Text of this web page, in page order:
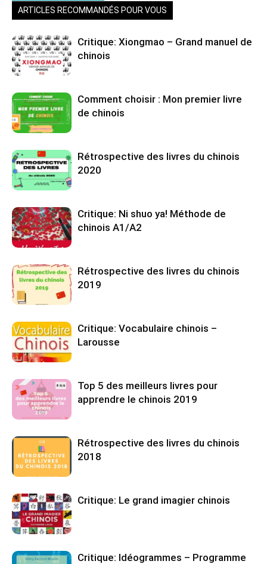
ARTICLES RECOMMANDÉS POUR VOUS
Critique: Xiongmao – Grand manuel de
chinois
Comment choisir : Mon premier livre
de chinois
Rétrospective des livres du chinois
2020
Critique: Ni shuo ya! Méthode de
chinois A1/A2
Rétrospective des livres du chinois
2019
Critique: Vocabulaire chinois –
Larousse
Top 5 des meilleurs livres pour
apprendre le chinois 2019
Rétrospective des livres du chinois
2018
Critique: Le grand imagier chinois
Critique: Idéogrammes – Programme